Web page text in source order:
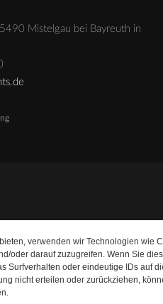
verwenden wir Technologien wie
oder darauf zuzugreifen. Wenn Sie
Surfverhalten oder eindeutige IDs auf
nicht erteilen oder zurückziehen,
Mistelgau bei Bayreuth in